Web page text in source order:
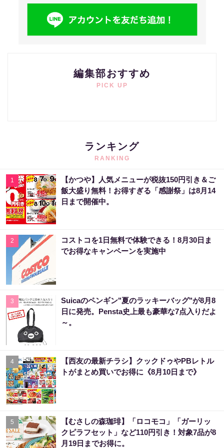
編集部おすすめ
PICK UP
ランキング
RANKING
1
【かつや】人気メニューが税抜150円引き＆ご
飯大盛り無料！お得すぎる「感謝祭」は8月14
日まで開催中。
2
コストコを1日無料で体験できる！8月30日ま
でお得なキャンペーンを実施中
3
Suicaのペンギン"夏のラッキーバッグ"が8月8
日に発売。Pensta史上最も豪華な7点入りだよ
～。
4
【西友の最新チラシ】クックドゥやPBレトル
トがまとめ買いでお得に《8月10日まで》
5
【むさしの森珈琲】「ロコモコ」「ガーリッ
クピラフセット」など110円引き！対象7品が8
月19日までお得に。